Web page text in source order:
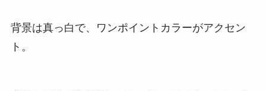
背景は真っ白で、ワンポイントカラーがアクセン
ト。